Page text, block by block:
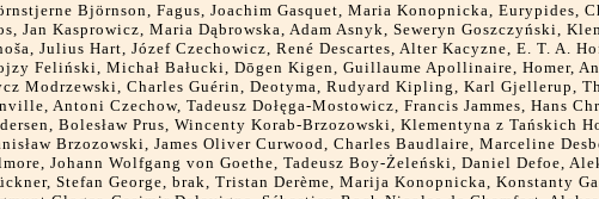
Björnson, Fagus, Joachim Gasquet, Maria Konopnicka, Eurypides,
Jan Kasprowicz, Maria Dąbrowska, Adam Asnyk, Seweryn Goszczyński,
Julius Hart, Józef Czechowicz, René Descartes, Alter Kacyzne, E. T. A.
Feliński, Michał Bałucki, Dōgen Kigen, Guillaume Apollinaire, Homer,
Modrzewski, Charles Guérin, Deotyma, Rudyard Kipling, Karl Gjellerup,
Antoni Czechow, Tadeusz Dołęga-Mostowicz, Francis Jammes, Hans
Bolesław Prus, Wincenty Korab-Brzozowski, Klementyna z Tańskich
Brzozowski, James Oliver Curwood, Charles Baudlaire, Marceline
Johann Wolfgang von Goethe, Tadeusz Boy-Żeleński, Daniel Defoe,
Stefan George, brak, Tristan Derème, Marija Konopnicka, Konstanty